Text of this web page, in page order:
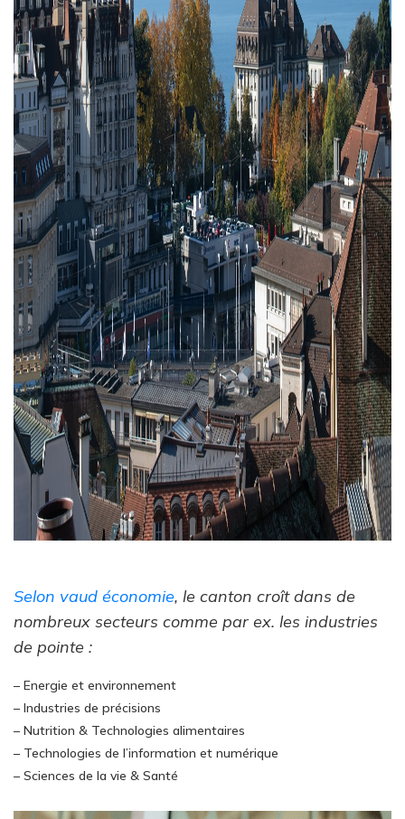
Selon vaud économie, le canton croît dans de
nombreux secteurs comme par ex. les industries
de pointe :
– Energie et environnement
– Industries de précisions
– Nutrition & Technologies alimentaires
– Technologies de l’information et numérique
– Sciences de la vie & Santé